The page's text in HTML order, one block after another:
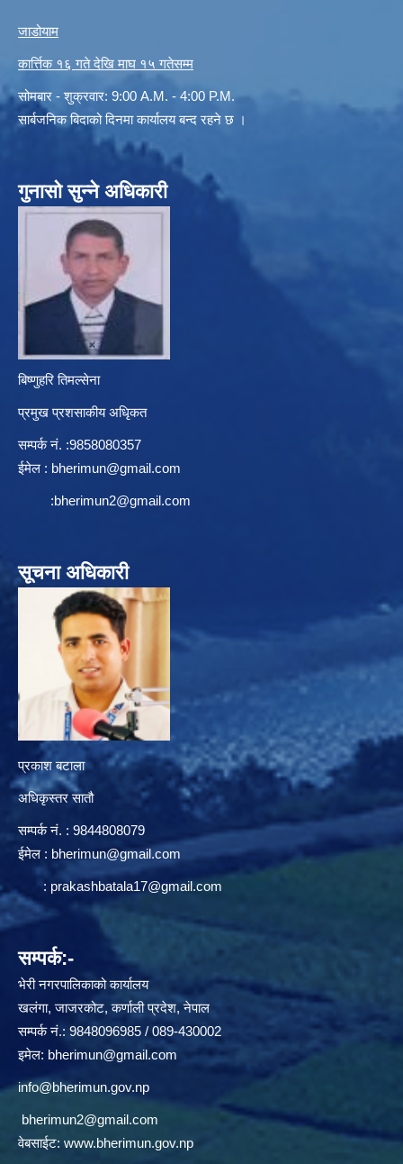
जाडोयाम
कार्त्तिक १६ गते देखि माघ १५ गतेसम्म
सोमबार - शुक्रवार: 9:00 A.M. - 4:00 P.M.
सार्बजनिक बिदाको दिनमा कार्यालय बन्द रहने छ ।
गुनासो सुन्ने अधिकारी
बिष्णुहरि तिमल्सेना
प्रमुख प्रशसाकीय अधिृकत
सम्पर्क न‌ं. :9858080357
ईमेल : bherimun@gmail.com
:bherimun2@gmail.com
सूचना अधिकारी
प्रकाश बटाला
अधिकृस्तर सातौ
सम्पर्क न‌ं. : 9844808079
ईमेल : bherimun@gmail.com
: prakashbatala17@gmail.com
सम्पर्क:-
भेरी नगरपालिकाको कार्यालय
खलंगा, जाजरकोट, कर्णाली प्रदेश, नेपाल
सम्पर्क नं.: 9848096985 / 089-430002
इमेल: bherimun@gmail.com
info@bherimun.gov.np
bherimun2@gmail.com
वेबसाईट: www.bherimun.gov.np